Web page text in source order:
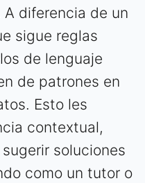
diferencia de un
sigue reglas
de lenguaje
de patrones en
Esto les
contextual,
soluciones
como un tutor o